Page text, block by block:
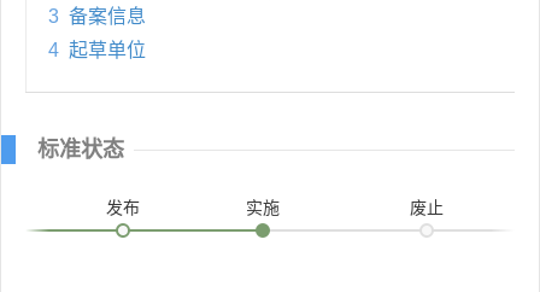
3 备案信息
4 起草单位
标准状态
发布 实施 废止